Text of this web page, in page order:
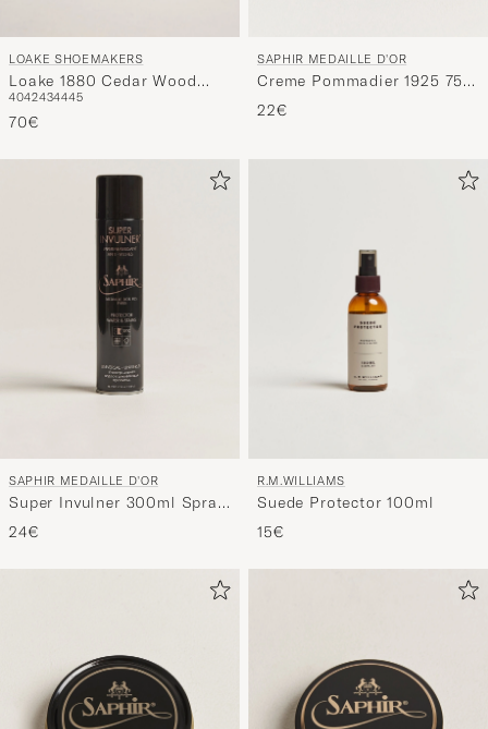
LOAKE SHOEMAKERS
Loake 1880 Cedar Wood
Shoe Tree
4042434445
70€
SAPHIR MEDAILLE D'OR
Creme Pommadier 1925 75
ml White
22€
SAPHIR MEDAILLE D'OR
Super Invulner 300ml Spray
Neutral
24€
R.M.WILLIAMS
Suede Protector 100ml
15€